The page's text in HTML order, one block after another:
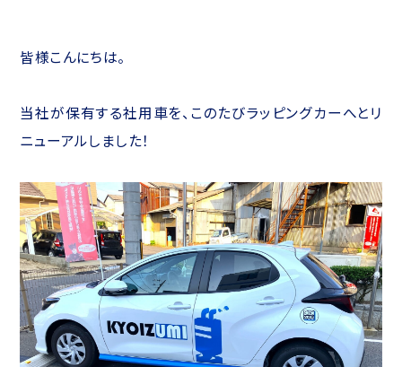
皆様こんにちは。
当社が保有する社用車を、このたびラッピングカーへとリ
ニューアルしました！